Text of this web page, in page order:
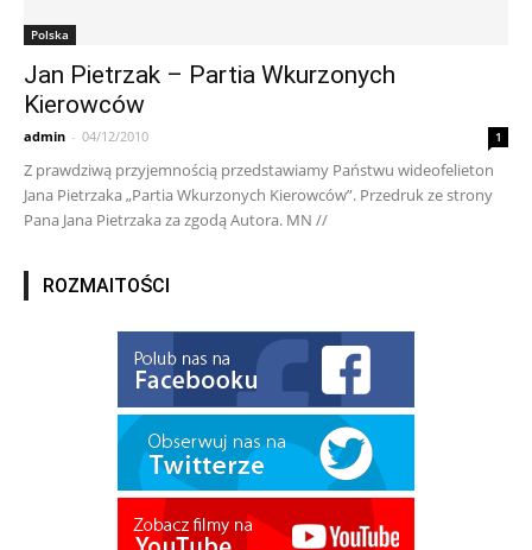
Polska
Jan Pietrzak – Partia Wkurzonych
Kierowców
admin - 04/12/2010 1
Z prawdziwą przyjemnością przedstawiamy Państwu wideofelieton
Jana Pietrzaka „Partia Wkurzonych Kierowców”. Przedruk ze strony
Pana Jana Pietrzaka za zgodą Autora. MN //
ROZMAITOŚCI